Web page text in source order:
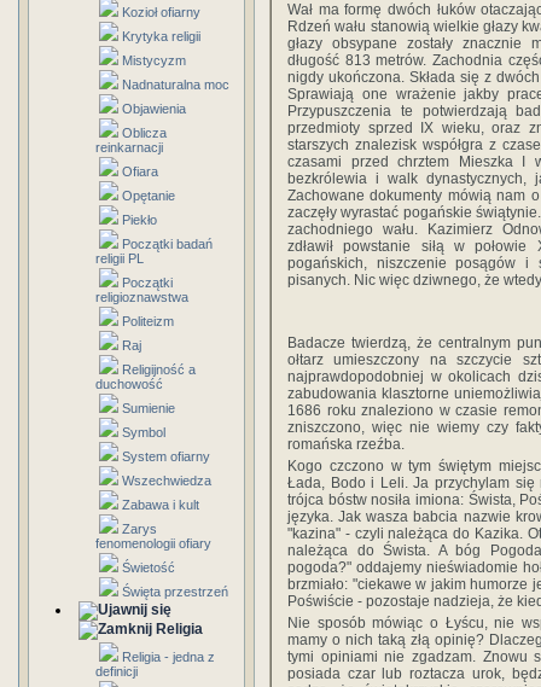
Kozioł ofiarny
Krytyka religii
Mistycyzm
Nadnaturalna moc
Objawienia
Oblicza
reinkarnacji
Ofiara
Opętanie
Piekło
Początki badań
religii PL
Początki
religioznawstwa
Politeizm
Raj
Religijność a
duchowość
Sumienie
Symbol
System ofiarny
Wszechwiedza
Zabawa i kult
Zarys
fenomenologii ofiary
Świetość
Święta przestrzeń
Religia
Religia - jedna z
definicji
Wał ma formę dwóch łuków
Rdzeń wału stanowią wielkie głazy
głazy obsypane zostały znacznie
długość 813 metrów. Zachodnia
nigdy ukończona. Składa się z
Sprawiają one wrażenie jakby
Przypuszczenia te potwierdzają
przedmioty sprzed IX wieku, oraz
starszych znalezisk współgra z
czasami przed chrztem Mieszka I
bezkrólewia i walk
Zachowane dokumenty mówią nam
zaczęły wyrastać pogańskie
zachodniego wału. Kazimierz
zdławił powstanie siłą w
pogańskich, niszczenie posągów i
pisanych. Nic więc dziwnego, że
Badacze twierdzą, że centralnym
ołtarz umieszczony na szczycie
najprawdopodobniej w okolicach
zabudowania klasztorne
1686 roku znaleziono w czasie
zniszczono, więc nie wiemy czy
romańska rzeźba.
Kogo czczono w tym świętym
Łada, Bodo i Leli. Ja przychylam się
trójca bóstw nosiła imiona: Śwista,
języka. Jak wasza babcia nazwie
"kazina" - czyli należąca do Kazika.
należąca do Śwista. A bóg
pogoda?" oddajemy nieświadomie
brzmiało: "ciekawe w jakim
Poświście - pozostaje nadzieja, że
Nie sposób mówiąc o Łyścu, nie
mamy o nich taką złą opinię?
tymi opiniami nie zgadzam. Znowu
posiada czar lub roztacza urok,